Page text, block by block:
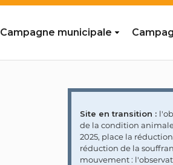
Campagne municipale
Site en transition :
de la condition
2025, place la
réduction de la
mouvement :